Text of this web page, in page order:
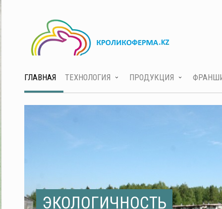
ГЛАВНАЯ ТЕХНОЛОГИЯ ПРОДУКЦИЯ